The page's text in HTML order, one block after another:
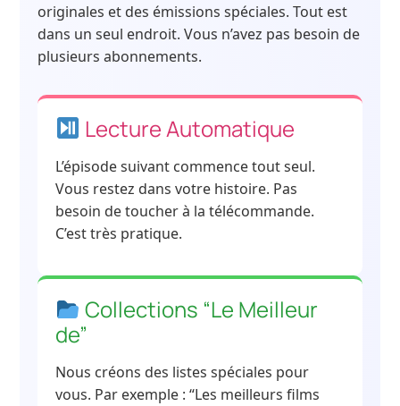
originales et des émissions spéciales. Tout est
dans un seul endroit. Vous n’avez pas besoin de
plusieurs abonnements.
Lecture Automatique
L’épisode suivant commence tout seul.
Vous restez dans votre histoire. Pas
besoin de toucher à la télécommande.
C’est très pratique.
Collections “Le Meilleur
de”
Nous créons des listes spéciales pour
vous. Par exemple : “Les meilleurs films